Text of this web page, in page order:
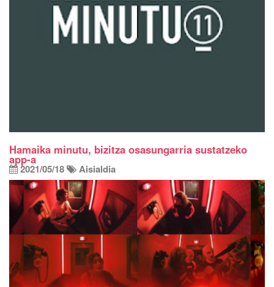
Hamaika minutu, bizitza osasungarria sustatzeko
app-a
2021/05/18 Aisialdia